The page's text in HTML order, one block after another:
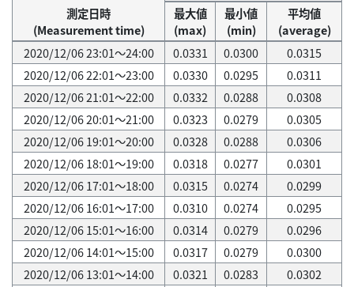
測定日時
(Measurement time)
最大値
(max)
最小値
(min)
平均値
(average)
2020/12/06 23:01～24:00
0.0331 0.0300
0.0315
2020/12/06 22:01～23:00
0.0330 0.0295
0.0311
2020/12/06 21:01～22:00
0.0332 0.0288
0.0308
2020/12/06 20:01～21:00
0.0323 0.0279
0.0305
2020/12/06 19:01～20:00
0.0328 0.0288
0.0306
2020/12/06 18:01～19:00
0.0318 0.0277
0.0301
2020/12/06 17:01～18:00
0.0315 0.0274
0.0299
2020/12/06 16:01～17:00
0.0310 0.0274
0.0295
2020/12/06 15:01～16:00
0.0314 0.0279
0.0296
2020/12/06 14:01～15:00
0.0317 0.0279
0.0300
2020/12/06 13:01～14:00
0.0321 0.0283
0.0302